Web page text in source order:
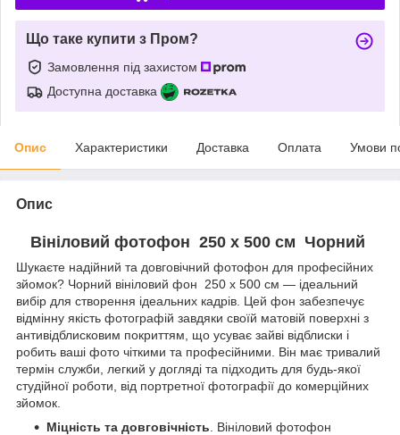
Що таке купити з Пром?
Замовлення під захистом
Доступна доставка
Опис Характеристики Доставка Оплата Умови
Опис
Вініловий фотофон 250 х 500 см Чорний
Шукаєте надійний та довговічний фотофон для професійних
зйомок? Чорний вініловий фон 250 х 500 см — ідеальний
вибір для створення ідеальних кадрів. Цей фон забезпечує
відмінну якість фотографій завдяки своїй матовій поверхні з
антивідблисковим покриттям, що усуває зайві відблиски і
робить ваші фото чіткими та професійними. Він має тривалий
термін служби, легкий у догляді та підходить для будь-якої
студійної роботи, від портретної фотографії до комерційних
зйомок.
Міцність та довговічність . Вініловий фотофон